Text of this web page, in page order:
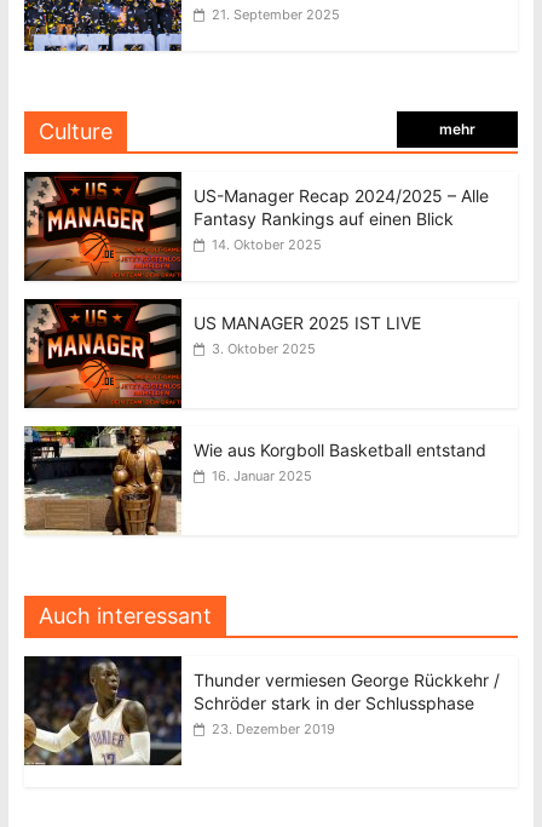
21. September 2025
Culture mehr
US-Manager Recap 2024/2025 – Alle
Fantasy Rankings auf einen Blick
14. Oktober 2025
US MANAGER 2025 IST LIVE
3. Oktober 2025
Wie aus Korgboll Basketball entstand
16. Januar 2025
Auch interessant
Thunder vermiesen George Rückkehr /
Schröder stark in der Schlussphase
23. Dezember 2019